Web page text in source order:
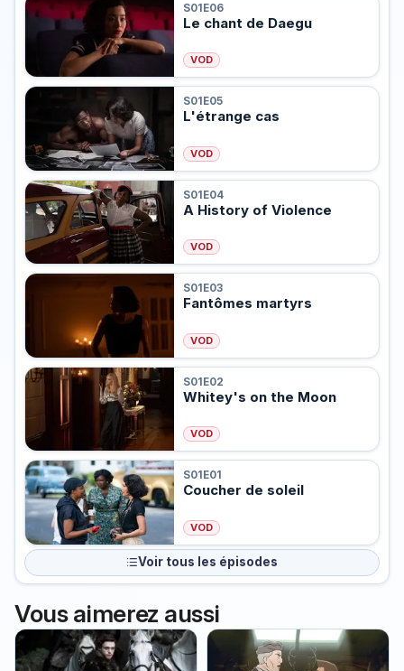
S01E06
Le chant de Daegu
VOD
S01E05
L'étrange cas
VOD
S01E04
A History of Violence
VOD
S01E03
Fantômes martyrs
VOD
S01E02
Whitey's on the Moon
VOD
S01E01
Coucher de soleil
VOD
Voir tous les épisodes
Vous aimerez aussi